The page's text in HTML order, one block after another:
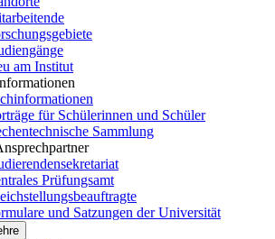
am Institut
für Schülerinnen und Schüler
Sammlung
Prüfungsamt
und Satzungen der Universität